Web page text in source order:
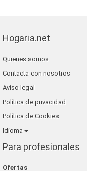
Hogaria.net
Quienes somos
Contacta con nosotros
Aviso legal
Política de privacidad
Política de Cookies
Idioma
Para profesionales
Ofertas